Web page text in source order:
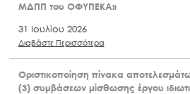
ΜΔΠΠ του ΟΦΥΠΕΚΑ»
31 Ιουλίου 2026
Διαβάστε Περισσότερα
Οριστικοποίηση πίνακα
(3) συμβάσεων μίσθωσης έργου